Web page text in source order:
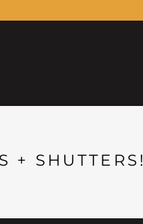
+ SHUTTERS!